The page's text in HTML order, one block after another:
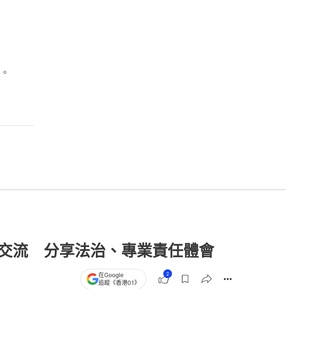
流 分享法治、專業責任體會
在Google
追蹤《香港01》
2